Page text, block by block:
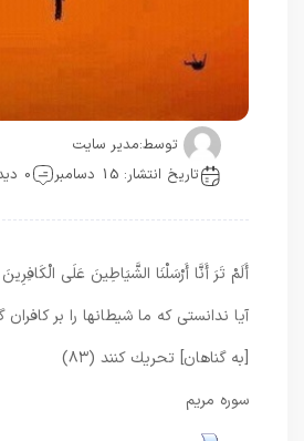
توسط:مدیر سایت
تاریخ انتشار: 15 دسامبر
0 دیدگاه
أَلَمْ تَرَ أَنَّا أَرْسَلْنَا الشَّيَاطِينَ عَلَى
آيا ندانستى كه ما شيطانها را بر كافران
[به گناهان] تحريك كنند (۸۳)
سوره مریم